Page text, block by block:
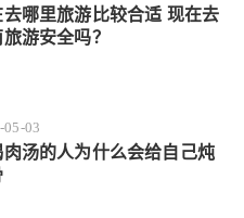
去哪里旅游比较合适 现在去
游安全吗？
05-03
肉汤的人为什么会给自己炖